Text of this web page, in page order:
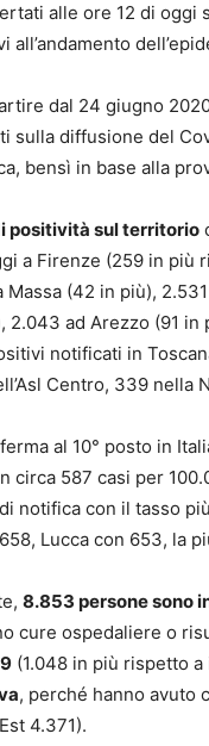
alle ore 12 di
all’andamento
dal 24 giugno
sulla diffusione del
bensì in base alla
positività sul territorio
a Firenze (259 in più
Massa (42 in più),
2.043 ad Arezzo (91 in
notificati in
Centro, 339 nella
al 10° posto in
circa 587 casi per
notifica con il tasso
Lucca con 653, la
8.853 persone sono
cure ospedaliere o
(1.048 in più rispetto
, perché hanno avuto
4.371).